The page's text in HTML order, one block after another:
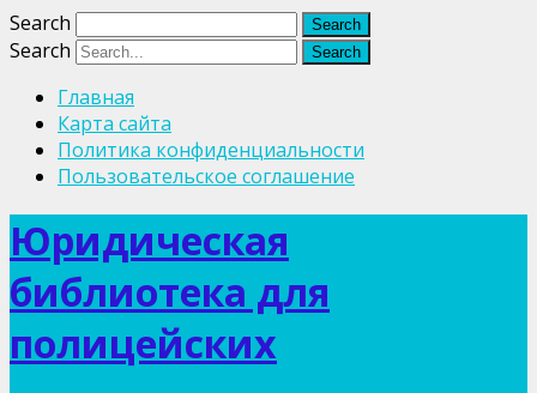
Search
Search
Главная
Карта сайта
Политика конфиденциальности
Пользовательское соглашение
Юридическая
библиотека для
полицейских